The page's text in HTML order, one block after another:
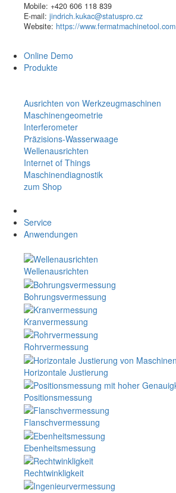
Mobile: +420 606 118 839
E-mail: jindrich.kukac@statuspro.cz
Website: https://www.fermatmachinetool.com
Online Demo
Produkte
Ausrichten von Werkzeugmaschinen
Maschinengeometrie
Interferometer
Präzisions-Wasserwaage
Wellenausrichten
Internet of Things
Maschinendiagnostik
zum Shop
Service
Anwendungen
Wellenausrichten
Bohrungsvermessung
Kranvermessung
Rohrvermessung
Horizontale Justierung
Positionsmessung
Flanschvermessung
Ebenheitsmessung
Rechtwinkligkeit